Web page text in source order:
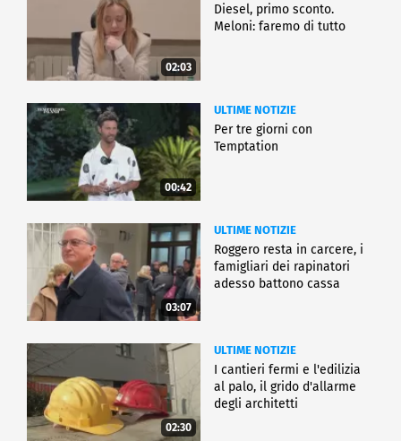
02:03
Diesel, primo sconto.
Meloni: faremo di tutto
00:42
ULTIME NOTIZIE
Per tre giorni con
Temptation
03:07
ULTIME NOTIZIE
Roggero resta in carcere, i
famigliari dei rapinatori
adesso battono cassa
02:30
ULTIME NOTIZIE
I cantieri fermi e l'edilizia
al palo, il grido d'allarme
degli architetti